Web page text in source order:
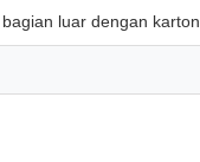
luar dengan karton